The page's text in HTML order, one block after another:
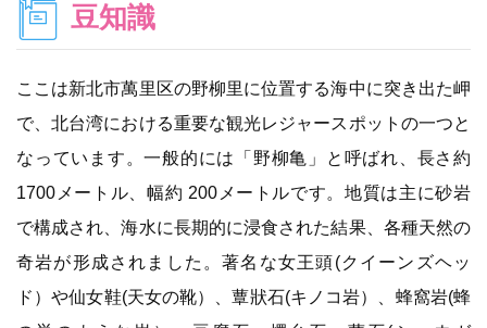
豆知識
ここは新北市萬里区の野柳里に位置する海中に突き出た岬
で、北台湾における重要な観光レジャースポットの一つと
なっています。一般的には「野柳亀」と呼ばれ、長さ約
1700メートル、幅約 200メートルです。地質は主に砂岩
で構成され、海水に長期的に浸食された結果、各種天然の
奇岩が形成されました。著名な女王頭(クイーンズヘッ
ド）や仙女鞋(天女の靴）、蕈狀石(キノコ岩）、蜂窩岩(蜂